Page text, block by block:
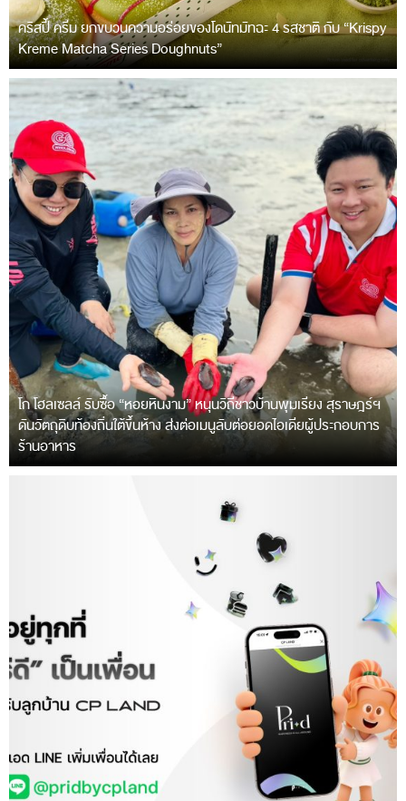
คริสปี้ ครีม ยกขบวนความอร่อยของโดนัทมัทฉะ 4 รสชาติ กับ “Krispy
Kreme Matcha Series Doughnuts”
โก โฮลเซลล์ รับซื้อ “หอยหินงาม” หนุนวิถีชาวบ้านพุมเรียง สุราษฎร์ฯ
ดันวัตถุดิบท้องถิ่นใต้ขึ้นห้าง ส่งต่อเมนูลับต่อยอดไอเดียผู้ประกอบการ
ร้านอาหาร